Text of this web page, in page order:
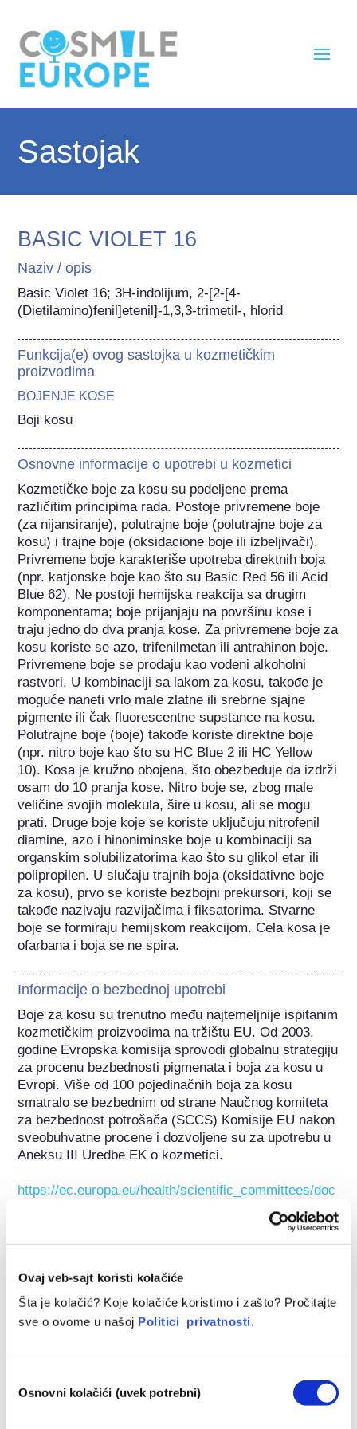
Ovaj veb-sajt koristi kolačiće
Šta je kolačić? Koje kolačiće koristimo i zašto? Pročitajte
sve o ovome u našoj Politici privatnosti.
сагласности
Osnovni kolačići (uvek potrebni)
Sastojak
BASIC VIOLET 16
Naziv / opis
Basic Violet 16; 3H-indolijum, 2-[2-[4-
(Dietilamino)fenil]etenil]-1,3,3-trimetil-, hlorid
Funkcija(e) ovog sastojka u kozmetičkim
proizvodima
BOJENJE KOSE
Boji kosu
Osnovne informacije o upotrebi u kozmetici
Kozmetičke boje za kosu su podeljene prema
različitim principima rada. Postoje privremene boje
(za nijansiranje), polutrajne boje (polutrajne boje za
kosu) i trajne boje (oksidacione boje ili izbeljivači).
Privremene boje karakteriše upotreba direktnih boja
(npr. katjonske boje kao što su Basic Red 56 ili Acid
Blue 62). Ne postoji hemijska reakcija sa drugim
komponentama; boje prijanjaju na površinu kose i
traju jedno do dva pranja kose. Za privremene boje za
kosu koriste se azo, trifenilmetan ili antrahinon boje.
Privremene boje se prodaju kao vodeni alkoholni
rastvori. U kombinaciji sa lakom za kosu, takođe je
moguće naneti vrlo male zlatne ili srebrne sjajne
pigmente ili čak fluorescentne supstance na kosu.
Polutrajne boje (boje) takođe koriste direktne boje
(npr. nitro boje kao što su HC Blue 2 ili HC Yellow
10). Kosa je kružno obojena, što obezbeđuje da izdrži
osam do 10 pranja kose. Nitro boje se, zbog male
veličine svojih molekula, šire u kosu, ali se mogu
prati. Druge boje koje se koriste uključuju nitrofenil
diamine, azo i hinoniminske boje u kombinaciji sa
organskim solubilizatorima kao što su glikol etar ili
polipropilen. U slučaju trajnih boja (oksidativne boje
za kosu), prvo se koriste bezbojni prekursori, koji se
takođe nazivaju razvijačima i fiksatorima. Stvarne
boje se formiraju hemijskom reakcijom. Cela kosa je
ofarbana i boja se ne spira.
Informacije o bezbednoj upotrebi
Boje za kosu su trenutno među najtemeljnije ispitanim
kozmetičkim proizvodima na tržištu EU. Od 2003.
godine Evropska komisija sprovodi globalnu strategiju
za procenu bezbednosti pigmenata i boja za kosu u
Evropi. Više od 100 pojedinačnih boja za kosu
smatralo se bezbednim od strane Naučnog komiteta
za bezbednost potrošača (SCCS) Komisije EU nakon
sveobuhvatne procene i dozvoljene su za upotrebu u
Aneksu III Uredbe EK o kozmetici.
https://ec.europa.eu/health/scientific_committees/doc
Farbe za kosu
Regulisanje kozmetike
da se van EU na kozmetičke sastojke mogu primeniti